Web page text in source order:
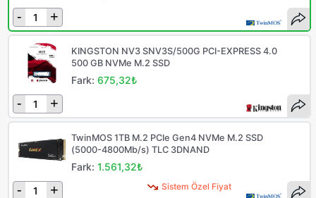
- +
KINGSTON NV3 SNV3S/500G PCI-EXPRESS 4.0
500 GB NVMe M.2 SSD
Fark:675,32₺
- +
Sistem Özel Fiyat
TwinMOS 1TB M.2 PCIe Gen4 NVMe M.2 SSD
(5000-4800Mb/s) TLC 3DNAND
Fark:1.561,32₺
- +